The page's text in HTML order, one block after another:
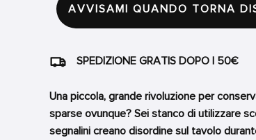
AVVISAMI QUANDO TORNA
SPEDIZIONE GRATIS DOPO I 50€
Una piccola, grande rivoluzione per
sparse ovunque? Sei stanco di utilizzare
segnalini creano disordine sul tavolo